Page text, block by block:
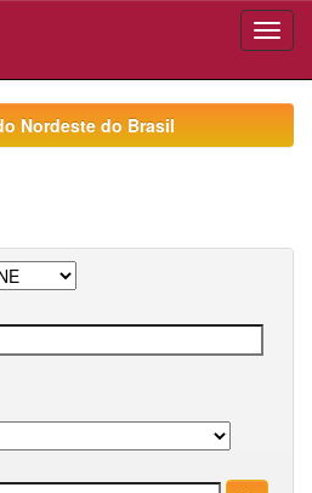
Nordeste do Brasil